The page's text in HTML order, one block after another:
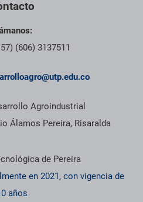
(606) 3137511
Agroindustrial
Álamos Pereira, Risaralda
de Pereira
en 2021, con vigencia de
años